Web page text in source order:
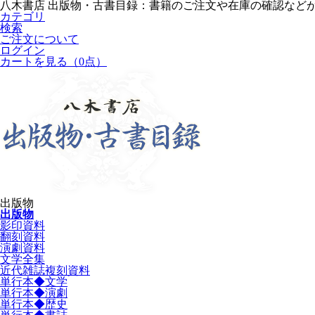
八木書店 出版物・古書目録：書籍のご注文や在庫の確認など
カテゴリ
検索
ご注文について
ログイン
カートを見る
（0点）
出版物
出版物
影印資料
翻刻資料
演劇資料
文学全集
近代雑誌複刻資料
単行本◆文学
単行本◆演劇
単行本◆歴史